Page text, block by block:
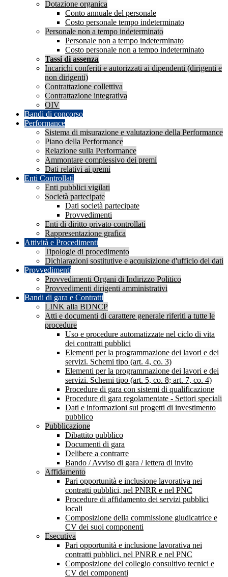
Dotazione organica
Conto annuale del personale
Costo personale tempo indeterminato
Personale non a tempo indeterminato
Personale non a tempo indeterminato
Costo personale non a tempo indeterminato
Tassi di assenza
Incarichi conferiti e autorizzati ai dipendenti (dirigenti e
non dirigenti)
Contrattazione collettiva
Contrattazione integrativa
OIV
Bandi di concorso
Performance
Sistema di misurazione e valutazione della Performance
Piano della Performance
Relazione sulla Performance
Ammontare complessivo dei premi
Dati relativi ai premi
Enti Controllati
Enti pubblici vigilati
Società partecipate
Dati società partecipate
Provvedimenti
Enti di diritto privato controllati
Rappresentazione grafica
Attività e Procedimenti
Tipologie di procedimento
Dichiarazioni sostitutive e acquisizione d'ufficio dei dati
Provvedimenti
Provvedimenti Organi di Indirizzo Politico
Provvedimenti dirigenti amministrativi
Bandi di gara e Contratti
LINK alla BDNCP
Atti e documenti di carattere generale riferiti a tutte le
procedure
Uso e procedure automatizzate nel ciclo di vita
dei contratti pubblici
Elementi per la programmazione dei lavori e dei
servizi. Schemi tipo (art. 4, co. 3)
Elementi per la programmazione dei lavori e dei
servizi. Schemi tipo (art. 5, co. 8; art. 7, co. 4)
Procedure di gara con sistemi di qualificazione
Procedure di gara regolamentate - Settori speciali
Dati e informazioni sui progetti di investimento
pubblico
Pubblicazione
Dibattito pubblico
Documenti di gara
Delibere a contrarre
Bando / Avviso di gara / lettera di invito
Affidamento
Pari opportunità e inclusione lavorativa nei
contratti pubblici, nel PNRR e nel PNC
Procedure di affidamento dei servizi pubblici
locali
Composizione della commissione giudicatrice e
CV dei suoi componenti
Esecutiva
Pari opportunità e inclusione lavorativa nei
contratti pubblici, nel PNRR e nel PNC
Composizione del collegio consultivo tecnici e
CV dei componenti